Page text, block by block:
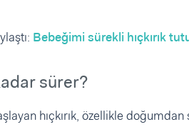
Bebeğimi sürekli hıçkırık
sürer?
hıçkırık, özellikle